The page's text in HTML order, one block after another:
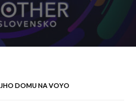
DOMU NA VOYO